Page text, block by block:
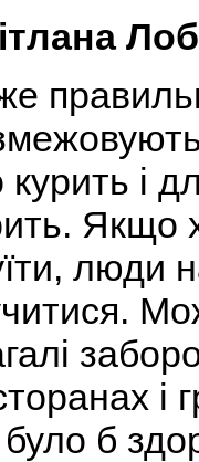
курить і
Якщо
люди
і
б